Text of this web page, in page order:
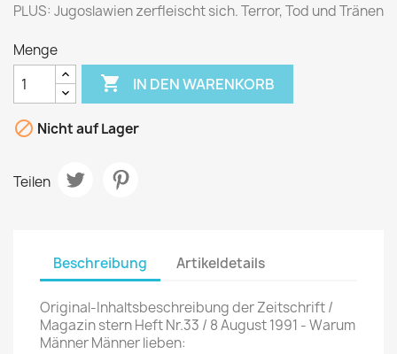
PLUS: Jugoslawien zerfleischt sich. Terror, Tod und Tränen
Menge
 IN DEN WARENKORB
 Nicht auf Lager
Teilen
Beschreibung Artikeldetails
Original-Inhaltsbeschreibung der Zeitschrift /
Magazin stern Heft Nr.33 / 8 August 1991 - Warum
Männer Männer lieben: